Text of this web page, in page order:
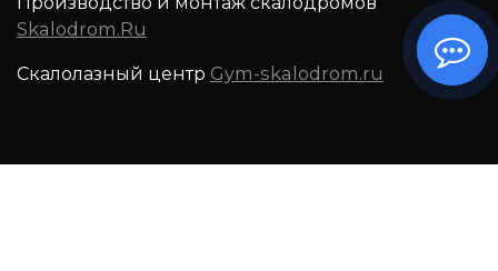
Skalodrom.Ru
Скалолазный центр Gym-skalodrom.ru